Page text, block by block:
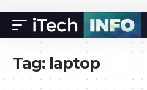
Tag: laptop